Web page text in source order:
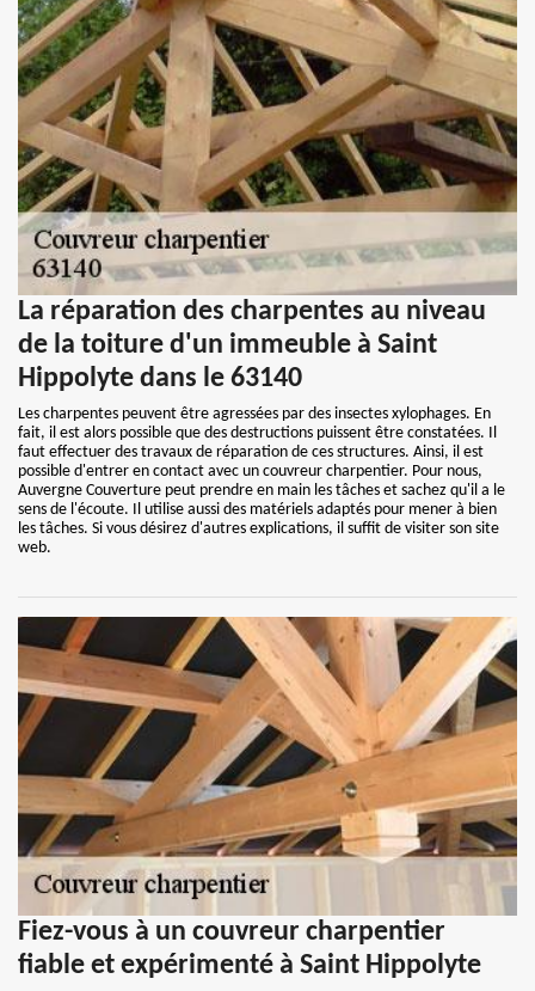
La réparation des charpentes au niveau
de la toiture d'un immeuble à Saint
Hippolyte dans le 63140
Les charpentes peuvent être agressées par des insectes xylophages. En
fait, il est alors possible que des destructions puissent être constatées. Il
faut effectuer des travaux de réparation de ces structures. Ainsi, il est
possible d'entrer en contact avec un couvreur charpentier. Pour nous,
Auvergne Couverture peut prendre en main les tâches et sachez qu'il a le
sens de l'écoute. Il utilise aussi des matériels adaptés pour mener à bien
les tâches. Si vous désirez d'autres explications, il suffit de visiter son site
web.
Fiez-vous à un couvreur charpentier
fiable et expérimenté à Saint Hippolyte